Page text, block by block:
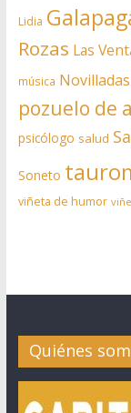
Lidia
Rozas Las
música Novilladas
pozuelo de
psicólogo salud
Soneto
viñeta de humor
Quiénes